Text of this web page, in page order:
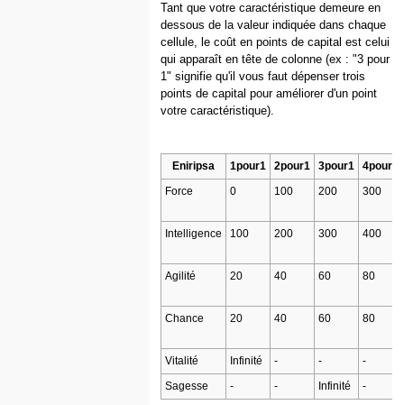
Tant que votre caractéristique demeure en
dessous de la valeur indiquée dans chaque
cellule, le coût en points de capital est celui
qui apparaît en tête de colonne (ex : "3 pour
1" signifie qu'il vous faut dépenser trois
points de capital pour améliorer d'un point
votre caractéristique).
Eniripsa 1pour1 2pour1 3pour1
4pour1
Force
0 100 200 300
Intelligence 100 200 300 400
Agilité 20 40 60 80
Chance 20 40 60 80
Vitalité Infinité - -
-
Sagesse
- - Infinité -